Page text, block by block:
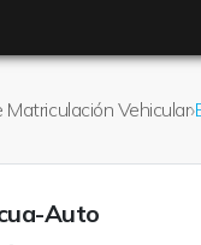
principal
Matriculación Vehicular›
Auto